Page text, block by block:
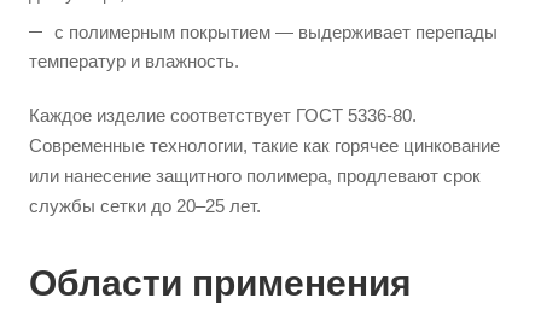
с полимерным покрытием — выдерживает перепады
температур и влажность.
Каждое изделие соответствует ГОСТ 5336-80.
Современные технологии, такие как горячее цинкование
или нанесение защитного полимера, продлевают срок
службы сетки до 20–25 лет.
Области применения